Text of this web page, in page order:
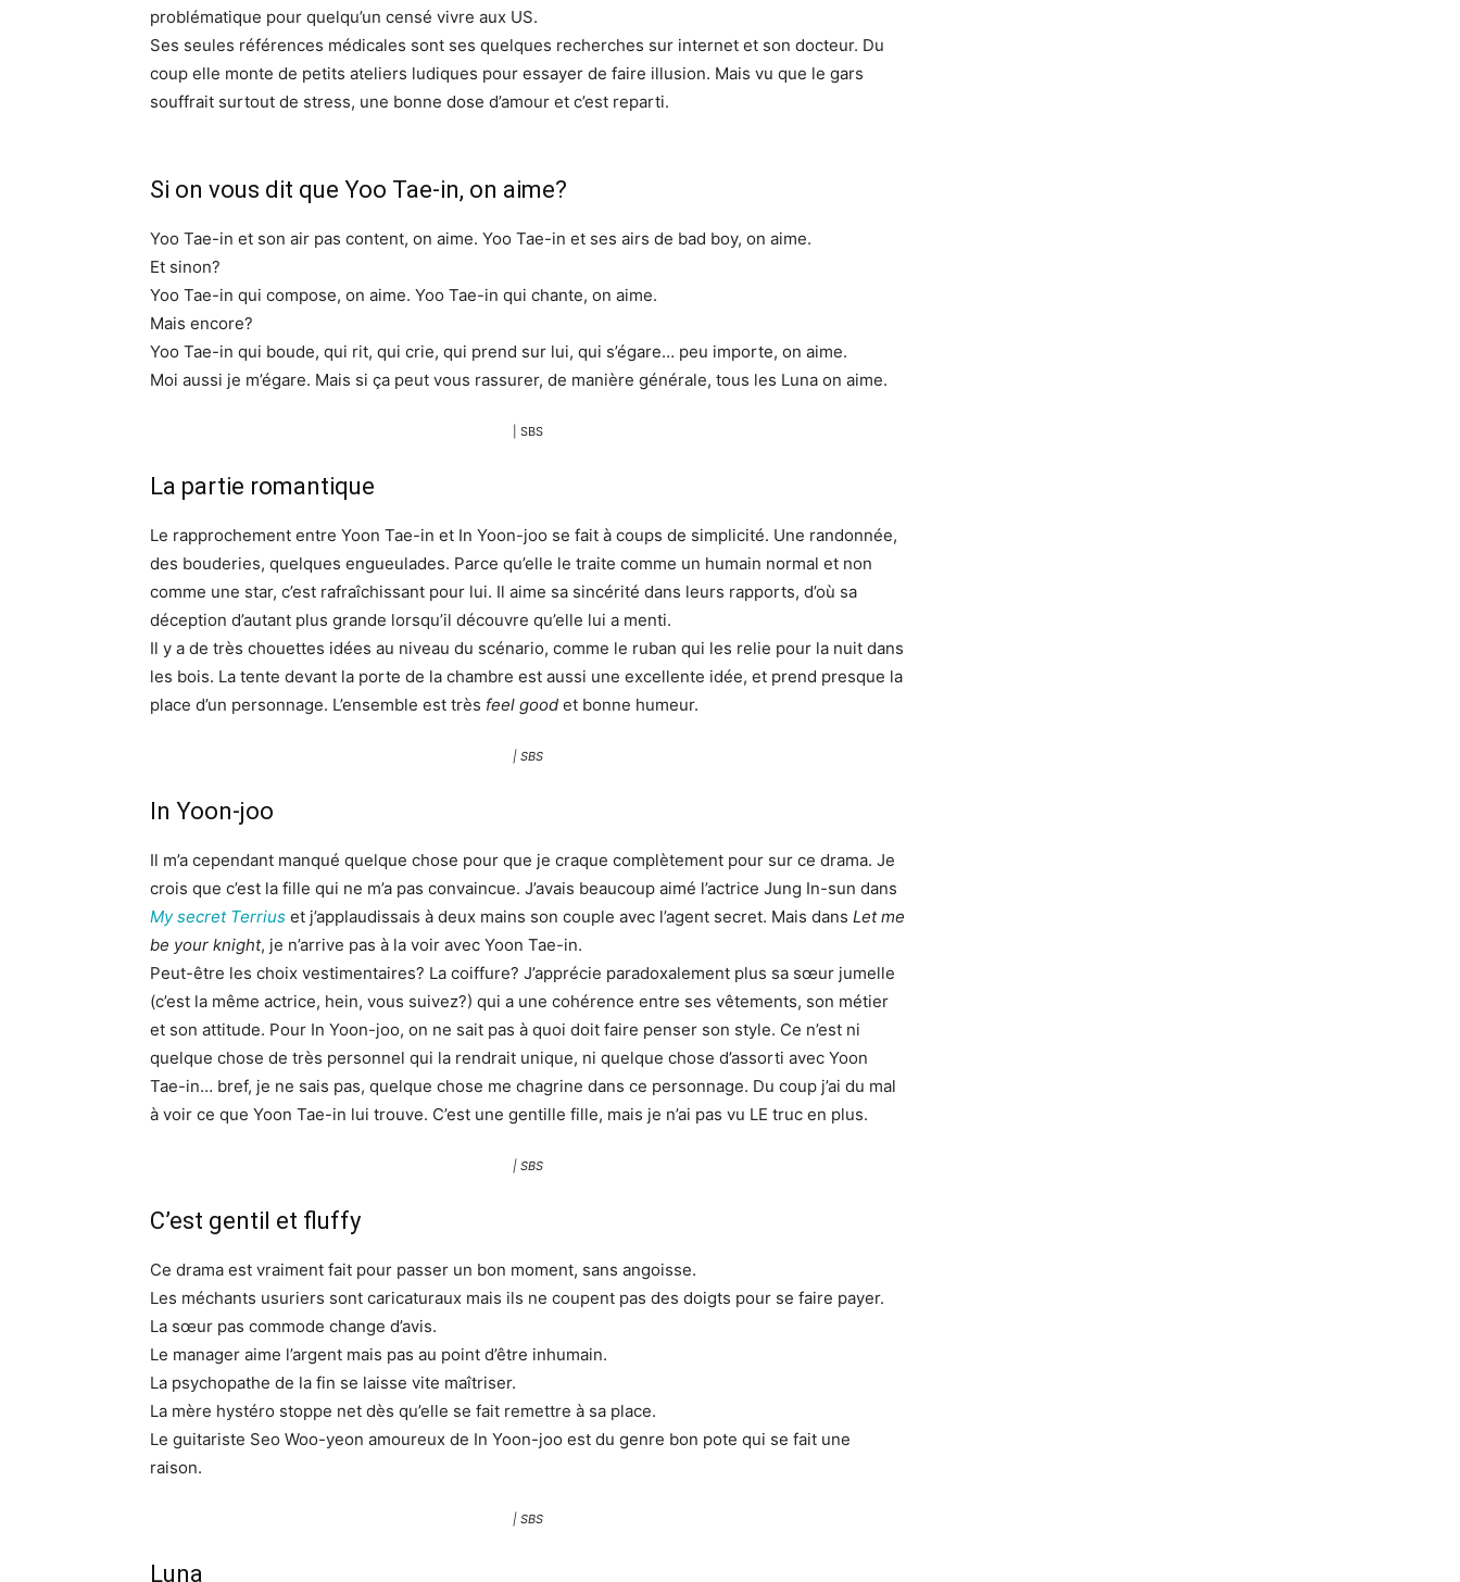
problématique pour quelqu’un censé vivre aux US.
Ses seules références médicales sont ses quelques recherches sur internet et son docteur. Du
coup elle monte de petits ateliers ludiques pour essayer de faire illusion. Mais vu que le gars
souffrait surtout de stress, une bonne dose d’amour et c’est reparti.
Si on vous dit que Yoo Tae-in, on aime?
Yoo Tae-in et son air pas content, on aime. Yoo Tae-in et ses airs de bad boy, on aime.
Et sinon?
Yoo Tae-in qui compose, on aime. Yoo Tae-in qui chante, on aime.
Mais encore?
Yoo Tae-in qui boude, qui rit, qui crie, qui prend sur lui, qui s’égare… peu importe, on aime.
Moi aussi je m’égare. Mais si ça peut vous rassurer, de manière générale, tous les Luna on aime.
| SBS
La partie romantique
Le rapprochement entre Yoon Tae-in et In Yoon-joo se fait à coups de simplicité. Une randonnée,
des bouderies, quelques engueulades. Parce qu’elle le traite comme un humain normal et non
comme une star, c’est rafraîchissant pour lui. Il aime sa sincérité dans leurs rapports, d’où sa
déception d’autant plus grande lorsqu’il découvre qu’elle lui a menti.
Il y a de très chouettes idées au niveau du scénario, comme le ruban qui les relie pour la nuit dans
les bois. La tente devant la porte de la chambre est aussi une excellente idée, et prend presque la
place d’un personnage. L’ensemble est très feel good et bonne humeur.
| SBS
In Yoon-joo
Il m’a cependant manqué quelque chose pour que je craque complètement pour sur ce drama. Je
crois que c’est la fille qui ne m’a pas convaincue. J’avais beaucoup aimé l’actrice Jung In-sun dans
My secret Terrius et j’applaudissais à deux mains son couple avec l’agent secret. Mais dans Let me
be your knight, je n’arrive pas à la voir avec Yoon Tae-in.
Peut-être les choix vestimentaires? La coiffure? J’apprécie paradoxalement plus sa sœur jumelle
(c’est la même actrice, hein, vous suivez?) qui a une cohérence entre ses vêtements, son métier
et son attitude. Pour In Yoon-joo, on ne sait pas à quoi doit faire penser son style. Ce n’est ni
quelque chose de très personnel qui la rendrait unique, ni quelque chose d’assorti avec Yoon
Tae-in… bref, je ne sais pas, quelque chose me chagrine dans ce personnage. Du coup j’ai du mal
à voir ce que Yoon Tae-in lui trouve. C’est une gentille fille, mais je n’ai pas vu LE truc en plus.
| SBS
C’est gentil et fluffy
Ce drama est vraiment fait pour passer un bon moment, sans angoisse.
Les méchants usuriers sont caricaturaux mais ils ne coupent pas des doigts pour se faire payer.
La sœur pas commode change d’avis.
Le manager aime l’argent mais pas au point d’être inhumain.
La psychopathe de la fin se laisse vite maîtriser.
La mère hystéro stoppe net dès qu’elle se fait remettre à sa place.
Le guitariste Seo Woo-yeon amoureux de In Yoon-joo est du genre bon pote qui se fait une
raison.
| SBS
Luna